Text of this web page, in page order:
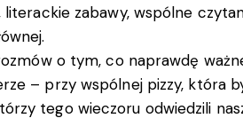
zabawy, wspólne
o tym, co naprawdę
– przy wspólnej pizzy, która
tego wieczoru odwiedzili